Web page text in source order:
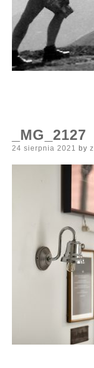
_MG_2127
Posted
24 sierpnia 2021 by